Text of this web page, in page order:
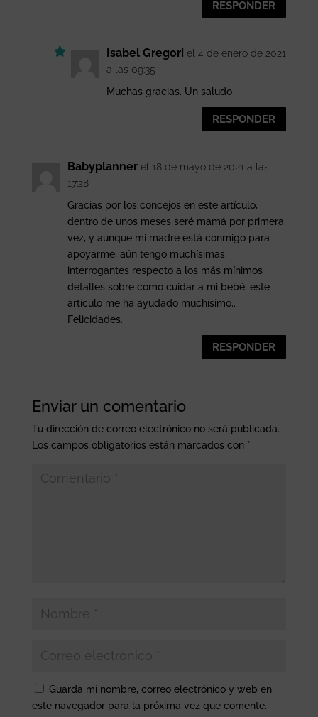
RESPONDER
Isabel Gregori el 4 de enero de 2021
a las 09:35
Muchas gracias. Un saludo
RESPONDER
Babyplanner el 18 de mayo de 2021 a las
17:28
Gracias por los concejos en este artículo,
dentro de unos meses seré mamá por primera
vez, y aunque mi madre está conmigo para
apoyarme, aún tengo muchísimas
interrogantes respecto a los más mínimos
detalles sobre como cuidar a mi bebé, este
artículo me ha ayudado muchísimo..
Felicidades.
RESPONDER
Enviar un comentario
Tu dirección de correo electrónico no será publicada.
Los campos obligatorios están marcados con *
Guarda mi nombre, correo electrónico y web en
este navegador para la próxima vez que comente.